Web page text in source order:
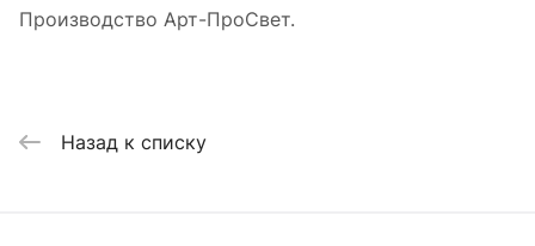
Производство Арт-ПроСвет.
Назад к списку